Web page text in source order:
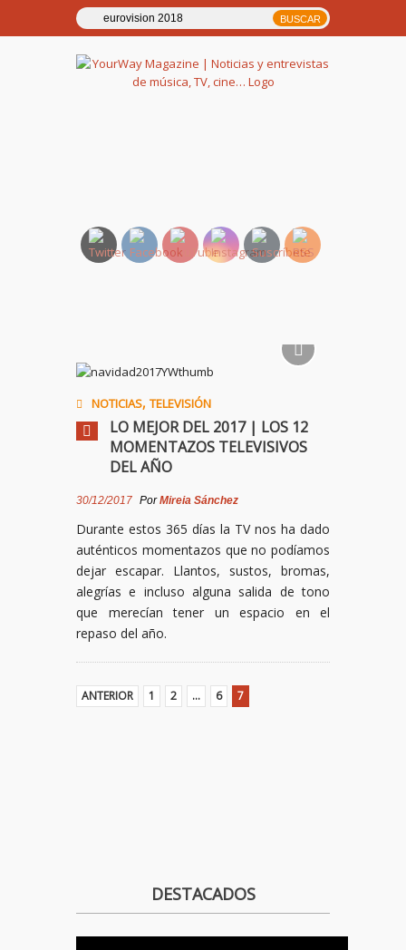
NOTICIAS, TELEVISIÓN
LO MEJOR DEL 2017 | LOS 12
MOMENTAZOS TELEVISIVOS
DEL AÑO
30/12/2017 PorMireia Sánchez
Durante estos 365 días la TV nos ha dado
auténticos momentazos que no podíamos
dejar escapar. Llantos, sustos, bromas,
alegrías e incluso alguna salida de tono
que merecían tener un espacio en el
repaso del año.
ANTERIOR 1 2 … 6 7
DESTACADOS